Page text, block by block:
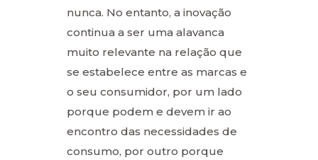
nunca. No entanto, a inovação
continua a ser uma alavanca
muito relevante na relação que
se estabelece entre as marcas e
o seu consumidor, por um lado
porque podem e devem ir ao
encontro das necessidades de
consumo, por outro porque